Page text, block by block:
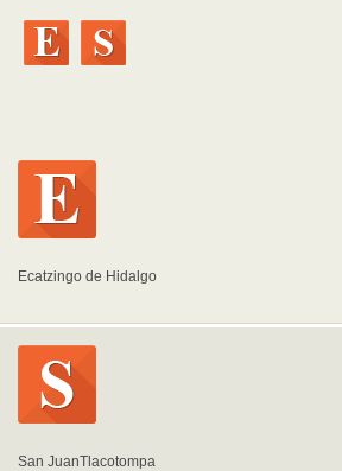
Ecatzingo de Hidalgo
San JuanTlacotompa